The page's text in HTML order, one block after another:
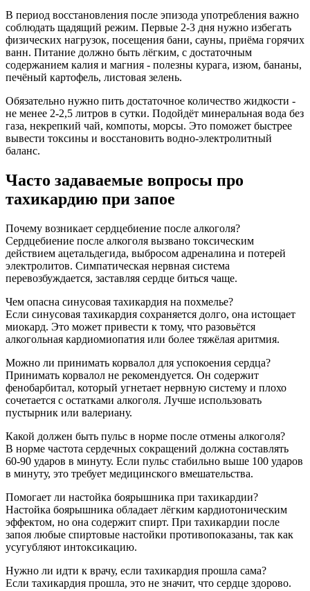
В период восстановления после эпизода употребления важно
соблюдать щадящий режим. Первые 2-3 дня нужно избегать
физических нагрузок, посещения бани, сауны, приёма горячих
ванн. Питание должно быть лёгким, с достаточным
содержанием калия и магния - полезны курага, изюм, бананы,
печёный картофель, листовая зелень.
Обязательно нужно пить достаточное количество жидкости -
не менее 2-2,5 литров в сутки. Подойдёт минеральная вода без
газа, некрепкий чай, компоты, морсы. Это поможет быстрее
вывести токсины и восстановить водно-электролитный
баланс.
Часто задаваемые вопросы про
тахикардию при запое
Почему возникает сердцебиение после алкоголя?
Сердцебиение после алкоголя вызвано токсическим
действием ацетальдегида, выбросом адреналина и потерей
электролитов. Симпатическая нервная система
перевозбуждается, заставляя сердце биться чаще.
Чем опасна синусовая тахикардия на похмелье?
Если синусовая тахикардия сохраняется долго, она истощает
миокард. Это может привести к тому, что разовьётся
алкогольная кардиомиопатия или более тяжёлая аритмия.
Можно ли принимать корвалол для успокоения сердца?
Принимать корвалол не рекомендуется. Он содержит
фенобарбитал, который угнетает нервную систему и плохо
сочетается с остатками алкоголя. Лучше использовать
пустырник или валериану.
Какой должен быть пульс в норме после отмены алкоголя?
В норме частота сердечных сокращений должна составлять
60-90 ударов в минуту. Если пульс стабильно выше 100 ударов
в минуту, это требует медицинского вмешательства.
Помогает ли настойка боярышника при тахикардии?
Настойка боярышника обладает лёгким кардиотоническим
эффектом, но она содержит спирт. При тахикардии после
запоя любые спиртовые настойки противопоказаны, так как
усугубляют интоксикацию.
Нужно ли идти к врачу, если тахикардия прошла сама?
Если тахикардия прошла, это не значит, что сердце здорово.